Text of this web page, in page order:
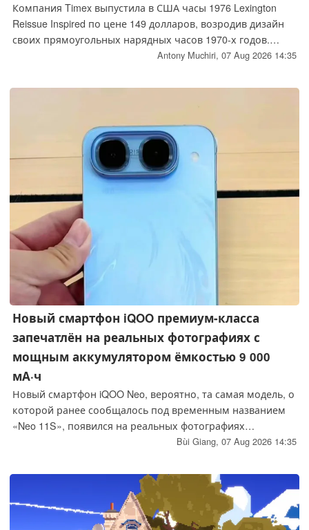
Компания Timex выпустила в США часы 1976 Lexington
Reissue Inspired по цене 149 долларов, возродив дизайн
своих прямоугольных нарядных часов 1970-х годов.
Часы имеют корпус из полированной нержавеющей
серебристый циферблат с удлинёнными римскими
Antony Muchiri, 07 Aug 2026 14:35
Новый смартфон iQOO премиум-класса
запечатлён на реальных фотографиях с
мощным аккумулятором ёмкостью 9 000
мА·ч
Новый смартфон iQOO Neo, вероятно, та самая модель, о
которой ранее сообщалось под временным названием
«Neo 11S», появился на реальных фотографиях
розничной упаковки с маркировкой «Neo 11 Extreme
Bùi Giang, 07 Aug 2026 14:35